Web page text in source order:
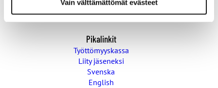
Vain välttämättömät evästeet
Aluetoimistot
Pikalinkit
Työttömyyskassa
Liity jäseneksi
Svenska
English